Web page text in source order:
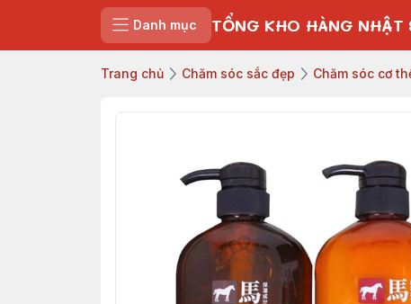
Danh mục TỔNG KHO HÀNG NHẬT
Trang chủ Chăm sóc sắc đẹp Chăm sóc cơ